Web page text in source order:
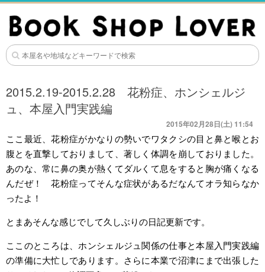
2015.2.19-2015.2.28 花粉症、ホンシェルジ
ュ、本屋入門実践編
2015年02月28日(土) 11:54
ここ最近、花粉症がかなりの勢いでワタクシの目と鼻と喉とお
腹とを直撃しておりまして、著しく体調を崩しておりました。
あのな、常に鼻の奥が熱くてダルくて息をすると胸が痛くなる
んだぜ！ 花粉症ってそんな症状があるだなんてオラ知らなか
ったよ！
とまあそんな感じでして久しぶりの日記更新です。
ここのところは、ホンシェルジュ関係の仕事と本屋入門実践編
の準備に大忙しであります。さらに本業で沼津にまで出張した